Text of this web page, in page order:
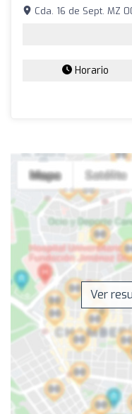
Cda. 16 de Sept. MZ
Horario
Ver